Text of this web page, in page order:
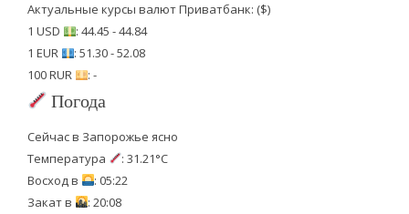
Актуальные курсы валют Приватбанк: ($)
1 USD
: 44.45 - 44.84
1 EUR
: 51.30 - 52.08
100 RUR
: -
Погода
Сейчас в Запорожье ясно
Температура
: 31.21°C
Восход в
: 05:22
Закат в
: 20:08